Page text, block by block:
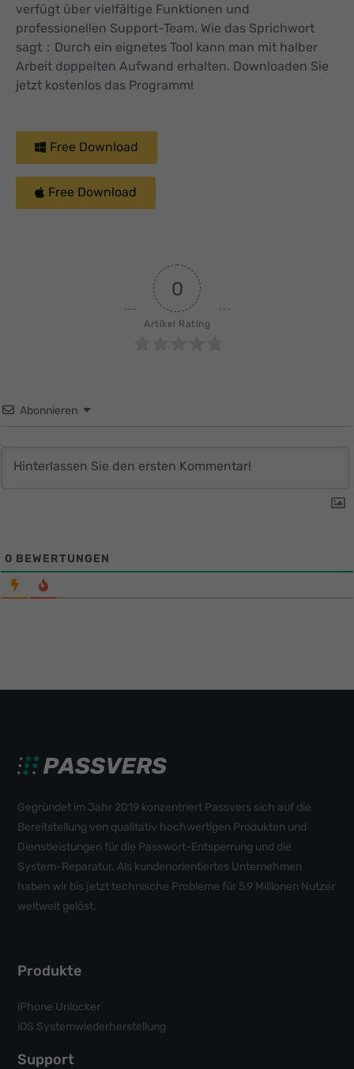
verfügt über vielfältige Funktionen und
professionellen Support-Team. Wie das Sprichwort
sagt：Durch ein eignetes Tool kann man mit halber
Arbeit doppelten Aufwand erhalten. Downloaden Sie
jetzt kostenlos das Programm!
Free Download
Free Download
0
Artikel Rating
Abonnieren
0 BEWERTUNGEN
Gegründet im Jahr 2019 konzentriert Passvers sich auf die
Bereitstellung von qualitativ hochwertigen Produkten und
Dienstleistungen für die Passwort-Entsperrung und die
System-Reparatur. Als kundenorientiertes Unternehmen
haben wir bis jetzt technische Probleme für 5,9 Millionen Nutzer
weltweit gelöst.
Produkte
iPhone Unlocker
iOS Systemwiederherstellung
Support